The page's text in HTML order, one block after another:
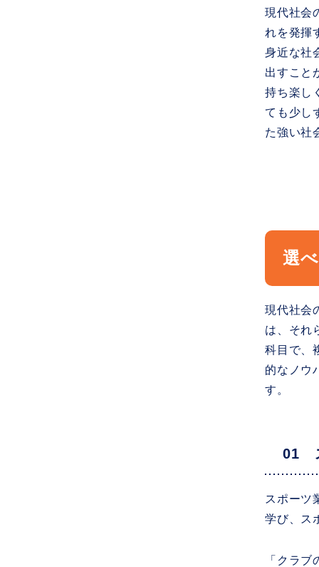
現代社会
れを発揮
身近な社
出すこと
持ち楽し
ても少し
た強い社
選
現代社会
は、それ
科目で、
的なノウ
す。
01
スポーツ
学び、ス
「クラ